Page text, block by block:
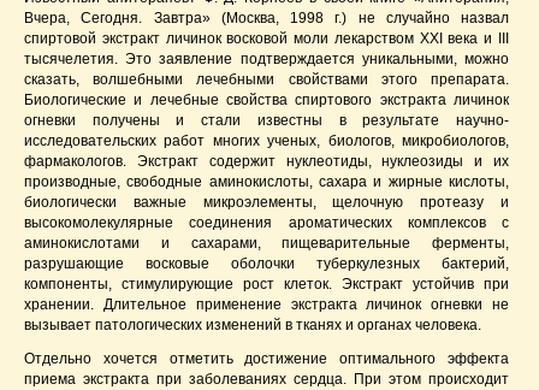
Вчера, Сегодня. Завтра» (Москва, 1998 г.) не случайно назвал
спиртовой экстракт личинок восковой моли лекарством XXI века и III
тысячелетия. Это заявление подтверждается уникальными, можно
сказать, волшебными лечебными свойствами этого препарата.
Биологические и лечебные свойства спиртового экстракта личинок
огневки получены и стали известны в результате научно-
исследовательских работ многих ученых, биологов, микробиологов,
фармакологов. Экстракт содержит нуклеотиды, нуклеозиды и их
производные, свободные аминокислоты, сахара и жирные кислоты,
биологически важные микроэлементы, щелочную протеазу и
высокомолекулярные соединения ароматических комплексов с
аминокислотами и сахарами, пищеварительные ферменты,
разрушающие восковые оболочки туберкулезных бактерий,
компоненты, стимулирующие рост клеток. Экстракт устойчив при
хранении. Длительное применение экстракта личинок огневки не
вызывает патологических изменений в тканях и органах человека.
Отдельно хочется отметить достижение оптимального эффекта
приема экстракта при заболеваниях сердца. При этом происходит